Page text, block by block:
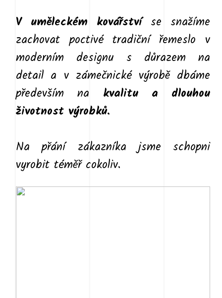
V uměleckém kovářství se snažíme
zachovat poctivé tradiční řemeslo v
moderním designu s důrazem na
detail a v zámečnické výrobě dbáme
především na kvalitu a dlouhou
životnost výrobků.
Na přání zákazníka jsme schopni
vyrobit téměř cokoliv.